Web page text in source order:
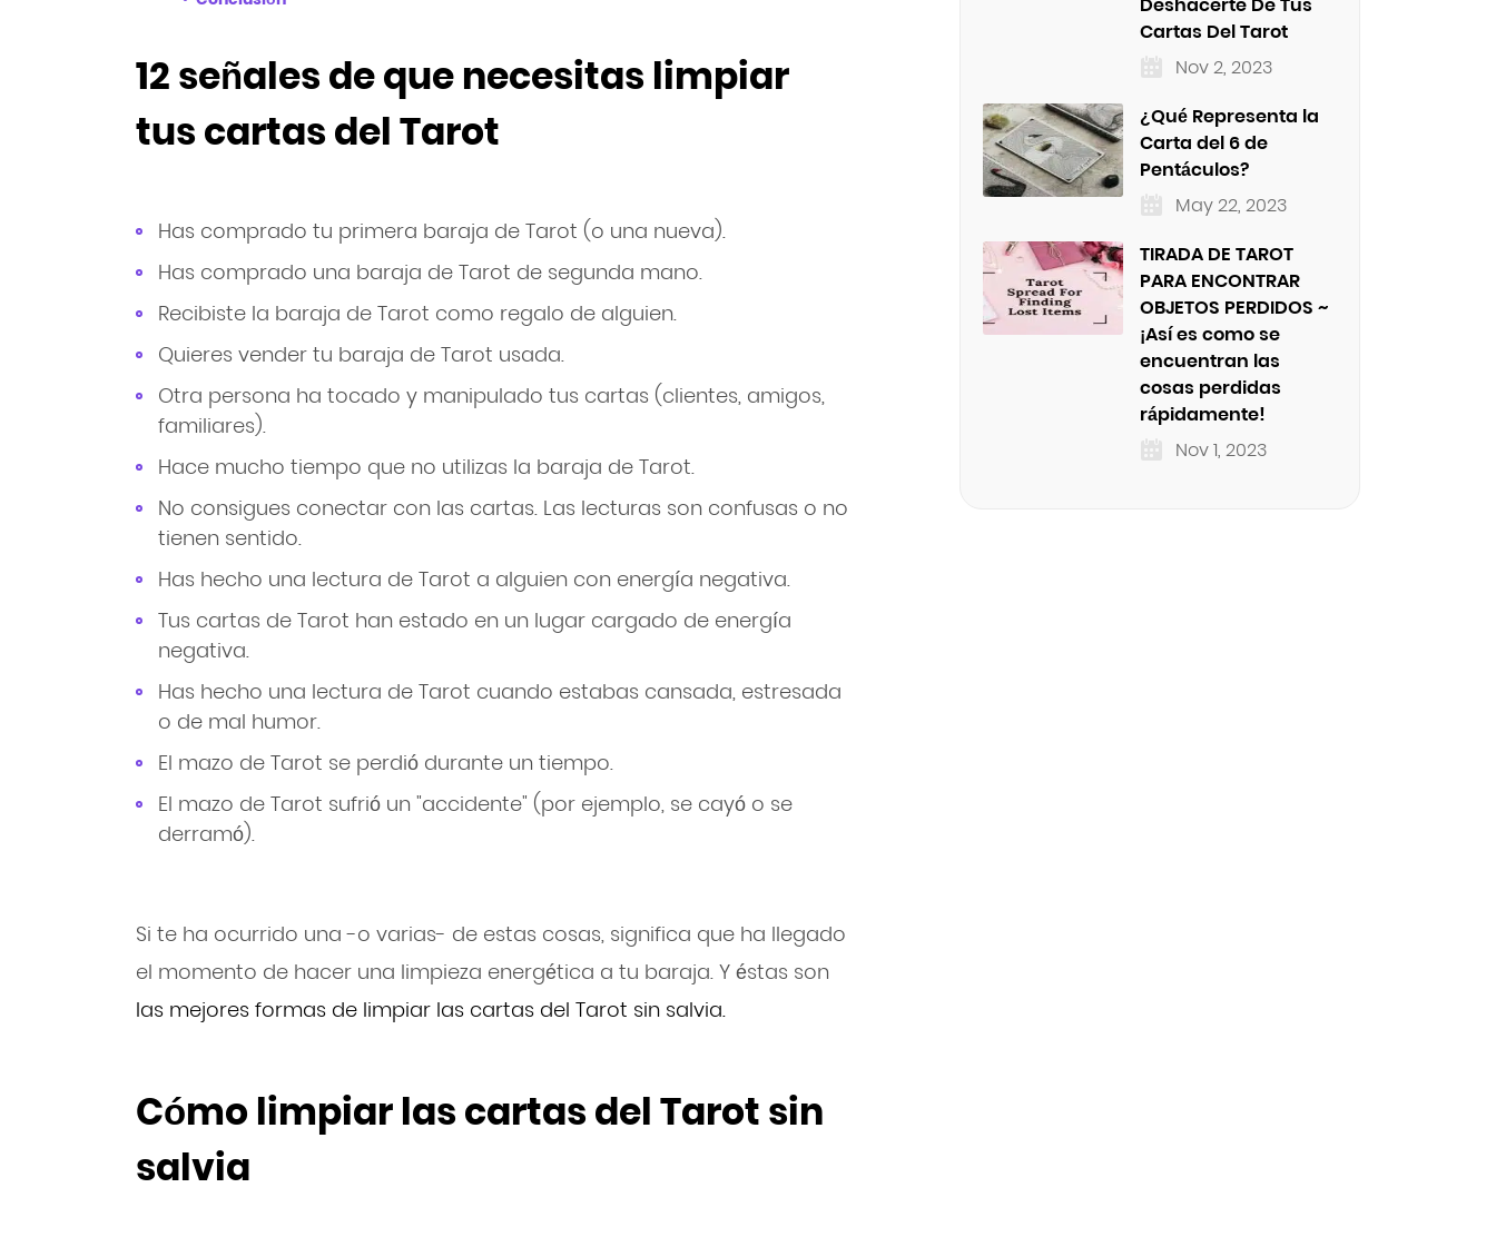
12 señales de que necesitas limpiar
tus cartas del Tarot
Has comprado tu primera baraja de Tarot (o una nueva).
Has comprado una baraja de Tarot de segunda mano.
Recibiste la baraja de Tarot como regalo de alguien.
Quieres vender tu baraja de Tarot usada.
Otra persona ha tocado y manipulado tus cartas (clientes, amigos,
familiares).
Hace mucho tiempo que no utilizas la baraja de Tarot.
No consigues conectar con las cartas. Las lecturas son confusas o no
tienen sentido.
Has hecho una lectura de Tarot a alguien con energía negativa.
Tus cartas de Tarot han estado en un lugar cargado de energía
negativa.
Has hecho una lectura de Tarot cuando estabas cansada, estresada
o de mal humor.
El mazo de Tarot se perdió durante un tiempo.
El mazo de Tarot sufrió un "accidente" (por ejemplo, se cayó o se
derramó).
Si te ha ocurrido una -o varias- de estas cosas, significa que ha llegado
el momento de hacer una limpieza energética a tu baraja. Y éstas son
las mejores formas de limpiar las cartas del Tarot sin salvia.
Cómo limpiar las cartas del Tarot sin
salvia
Cartas Del Tarot
Nov 2, 2023
¿Qué Representa la
Carta del 6 de
Pentáculos?
May 22, 2023
TIRADA DE TAROT
PARA ENCONTRAR
OBJETOS PERDIDOS ~
¡Así es como se
encuentran las
cosas perdidas
rápidamente!
Nov 1, 2023